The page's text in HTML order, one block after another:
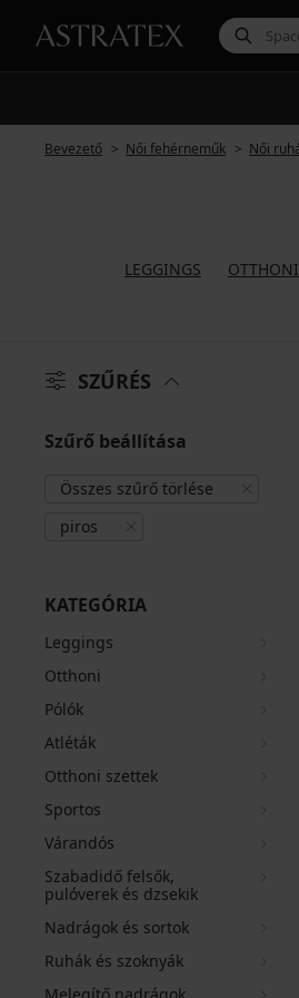
Bevezető Női fehérneműk Női
LEGGINGS OTTHONI
SZŰRÉS
Szűrő beállítása
Összes szűrő törlése
piros
KATEGÓRIA
Leggings
Otthoni
Pólók
Atléták
Otthoni szettek
Sportos
Várandós
Szabadidő felsők,
pulóverek és dzsekik
Nadrágok és sortok
Ruhák és szoknyák